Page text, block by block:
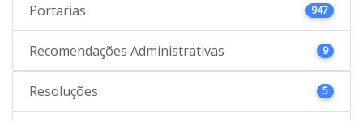
Portarias 947
Recomendações Administrativas 9
Resoluções 5